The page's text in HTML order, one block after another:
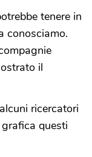
tenere in
conosciamo.
il
ricercatori
questi